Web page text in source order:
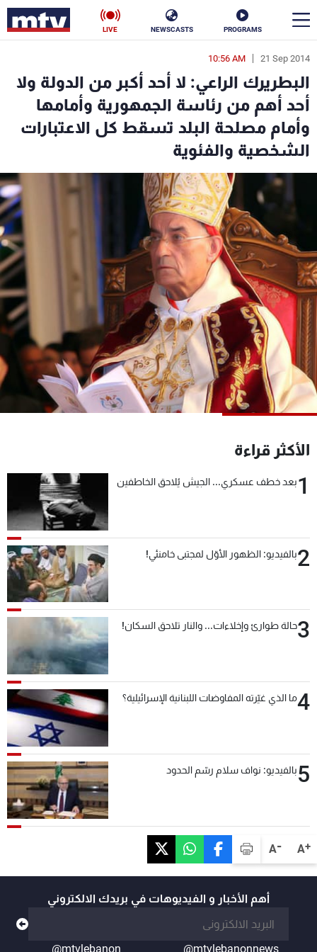
PROGRAMS
NEWSCASTS
LIVE
A+
A-
21 Sep 2014
10:56 AM
البطريرك الراعي: لا أحد أكبر من الدولة ولا
أحد أهم من رئاسة الجمهورية وأمامها
وأمام مصلحة البلد تسقط كل الاعتبارات
الشخصية والفئوية
الأكثر قراءة
1بعد خطف عسكري... الجيش يُلاحق الخاطفين
2بالفيديو: الظهور الأوّل لمجتبى خامنئي!
3حالة طوارئ وإخلاءات... والنار تلاحق السكان!
4ما الذي غيّرته المفاوضات اللبنانية الإسرائيلية؟
5بالفيديو: نواف سلام رسّم الحدود
أهم الأخبار و الفيديوهات في بريدك الالكتروني
@mtvlebanonnews
@mtvlebanon
en
الأخبار
سياسة ناس
رياضة
كأس العالم
البرامج
جدول البرامج
شاهد البرامج
الترددات
عن MTV
الإنـتـاج
وظائف
تواصل معنا